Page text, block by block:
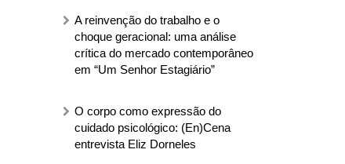
A reinvenção do trabalho e o
choque geracional: uma análise
crítica do mercado contemporâneo
em “Um Senhor Estagiário”
O corpo como expressão do
cuidado psicológico: (En)Cena
entrevista Eliz Dorneles